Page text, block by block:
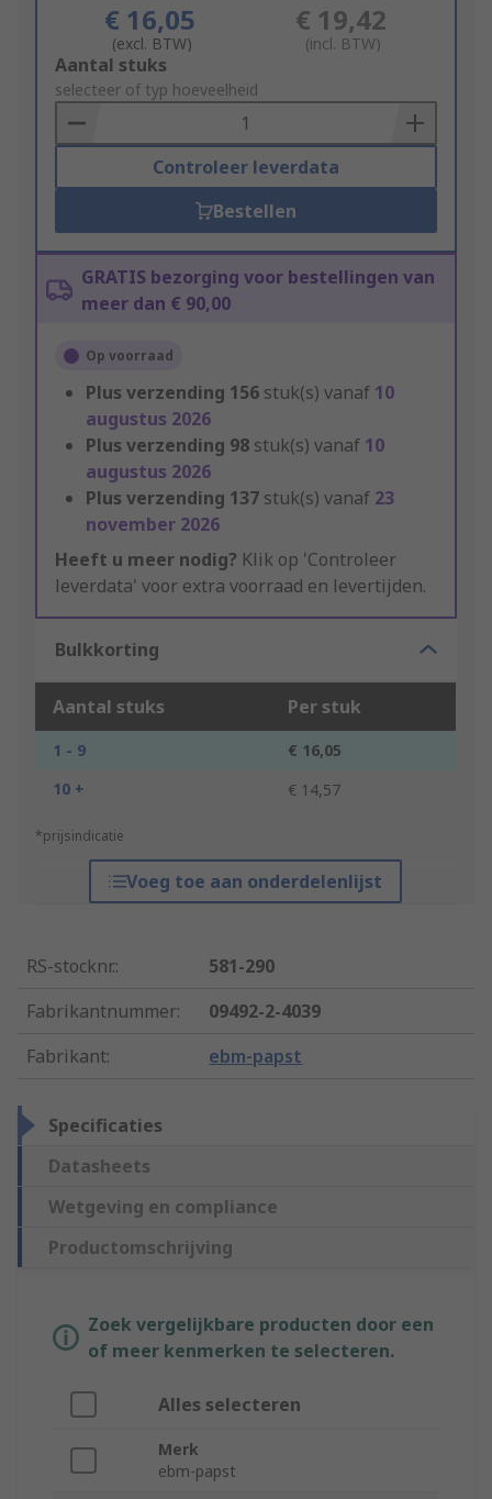
€ 16,05
(excl. BTW)
€ 19,42
(incl. BTW)
Add
to
Basket
Aantal stuks
selecteer of typ hoeveelheid
Controleer leverdata
Bestellen
GRATIS bezorging voor bestellingen van
meer dan € 90,00
Op voorraad
Plus verzending 156 stuk(s) vanaf 10
augustus 2026
Plus verzending 98 stuk(s) vanaf 10
augustus 2026
Plus verzending 137 stuk(s) vanaf 23
november 2026
Heeft u meer nodig? Klik op 'Controleer
leverdata' voor extra voorraad en levertijden.
Bulkkorting
Aantal stuks Per stuk
1 - 9
€ 16,05
10 +
€ 14,57
*prijsindicatie
Voeg toe aan onderdelenlijst
RS-stocknr.:
581-290
Fabrikantnummer:
09492-2-4039
Fabrikant: ebm-papst
Specificaties
Datasheets
Wetgeving en compliance
Productomschrijving
Zoek vergelijkbare producten door een
of meer kenmerken te selecteren.
Alles selecteren
Merk
ebm-papst